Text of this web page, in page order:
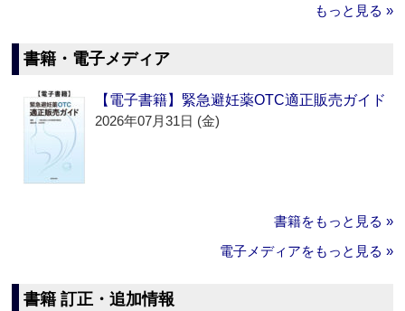
もっと見る »
書籍・電子メディア
【電子書籍】緊急避妊薬OTC適正販売ガイド
2026年07月31日 (金)
書籍をもっと見る »
電子メディアをもっと見る »
書籍 訂正・追加情報